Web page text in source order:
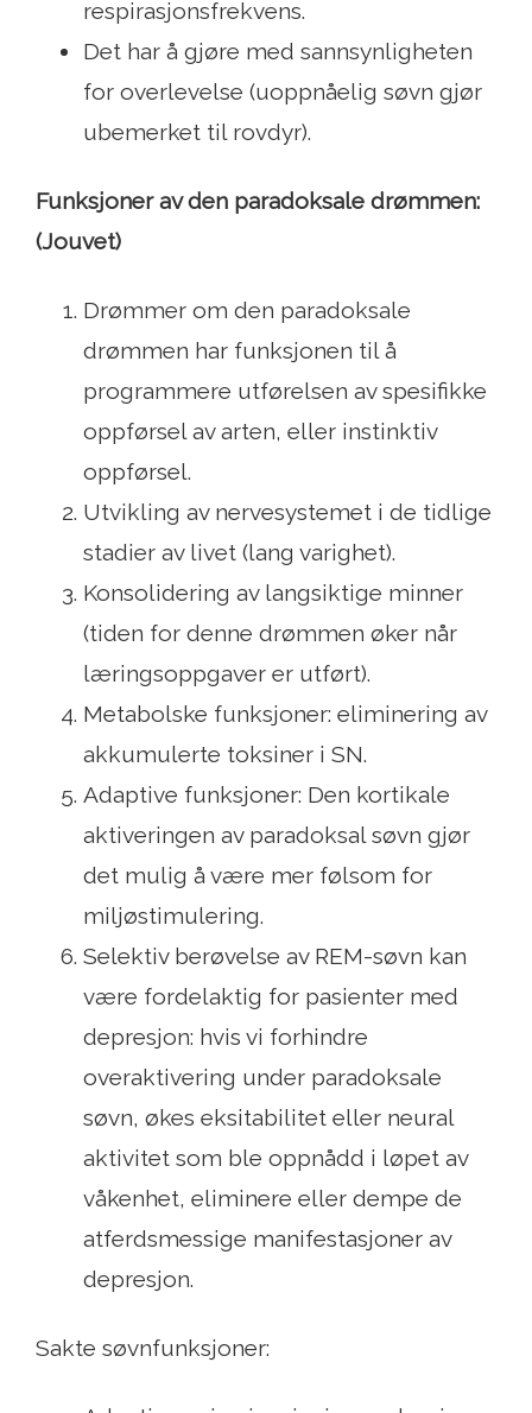
respirasjonsfrekvens.
Det har å gjøre med sannsynligheten
for overlevelse (uoppnåelig søvn gjør
ubemerket til rovdyr).
Funksjoner av den paradoksale drømmen:
(Jouvet)
Drømmer om den paradoksale
drømmen har funksjonen til å
programmere utførelsen av spesifikke
oppførsel av arten, eller instinktiv
oppførsel.
Utvikling av nervesystemet i de tidlige
stadier av livet (lang varighet).
Konsolidering av langsiktige minner
(tiden for denne drømmen øker når
læringsoppgaver er utført).
Metabolske funksjoner: eliminering av
akkumulerte toksiner i SN.
Adaptive funksjoner: Den kortikale
aktiveringen av paradoksal søvn gjør
det mulig å være mer følsom for
miljøstimulering.
Selektiv berøvelse av REM-søvn kan
være fordelaktig for pasienter med
depresjon: hvis vi forhindre
overaktivering under paradoksale
søvn, økes eksitabilitet eller neural
aktivitet som ble oppnådd i løpet av
våkenhet, eliminere eller dempe de
atferdsmessige manifestasjoner av
depresjon.
Sakte søvnfunksjoner: